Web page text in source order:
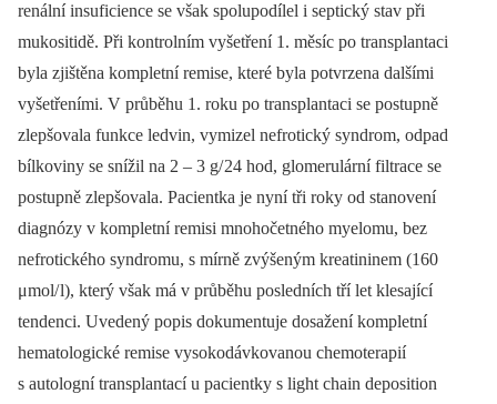
renální insuficience se však spolupodílel i septický stav při
mukositidě. Při kontrolním vyšetření 1. měsíc po transplantaci
byla zjištěna kompletní remise, které byla potvrzena dalšími
vyšetřeními. V průběhu 1. roku po transplantaci se postupně
zlepšovala funkce ledvin, vymizel nefrotický syndrom, odpad
bílkoviny se snížil na 2 –⁠ 3 g/ 24 hod, glomerulární filtrace se
postupně zlepšovala. Pacientka je nyní tři roky od stanovení
diagnózy v kompletní remisi mnohočetného myelomu, bez
nefrotického syndromu, s mírně zvýšeným kreatininem (160
μmol/ l), který však má v průběhu posledních tří let klesající
tendenci. Uvedený popis dokumentuje dosažení kompletní
hematologické remise vysokodávkovanou chemoterapií
s autologní transplantací u pacientky s light chain deposition